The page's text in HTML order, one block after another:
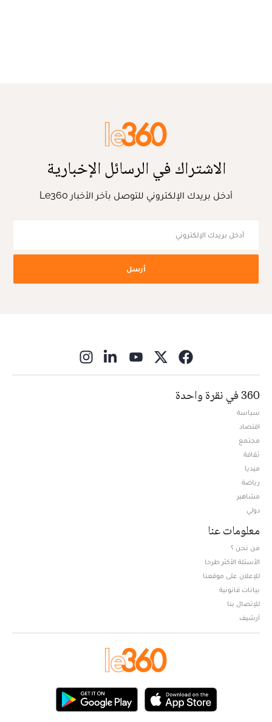
الاشتراك في الرسائل الإخبارية
أدخل بريدك الإلكتروني للتوصل بآخر الأخبار Le360
أرسل
360 في نقرة واحدة
سياسة
اقتصاد
مجتمع
ثقافة
ميديا
رياضة
مشاهير
دولي
معلومات عنا
من نحن ؟
الأسئلة الأكثر طرحا
للإعلان على موقعنا
بيانات قانونية
للإتصال بنا
أرشيف